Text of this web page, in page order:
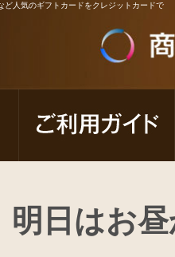
人気のギフトカードをクレジットカードで
明日はお